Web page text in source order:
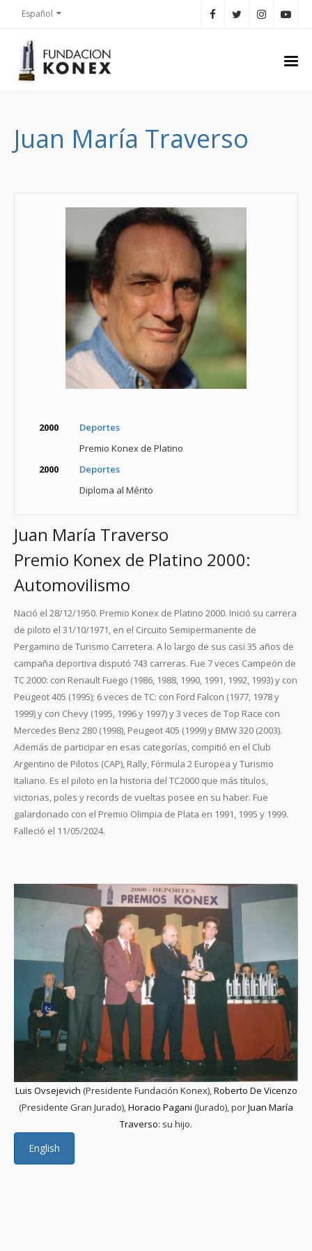
Español
Juan María Traverso
2000
Deportes
Premio Konex de Platino
2000
Deportes
Diploma al Mérito
Juan María Traverso
Premio Konex de Platino 2000:
Automovilismo
Nació el 28/12/1950. Premio Konex de Platino 2000. Inició su carrera
de piloto el 31/10/1971, en el Circuito Semipermanente de
Pergamino de Turismo Carretera. A lo largo de sus casi 35 años de
campaña deportiva disputó 743 carreras. Fue 7 veces Campeón de
TC 2000: con Renault Fuego (1986, 1988, 1990, 1991, 1992, 1993) y con
Peugeot 405 (1995); 6 veces de TC: con Ford Falcon (1977, 1978 y
1999) y con Chevy (1995, 1996 y 1997) y 3 veces de Top Race con
Mercedes Benz 280 (1998), Peugeot 405 (1999) y BMW 320 (2003).
Además de participar en esas categorías, compitió en el Club
Argentino de Pilotos (CAP), Rally, Fórmula 2 Europea y Turismo
Italiano. Es el piloto en la historia del TC2000 que más títulos,
victorias, poles y records de vueltas posee en su haber. Fue
galardonado con el Premio Olimpia de Plata en 1991, 1995 y 1999.
Falleció el 11/05/2024.
Luis Ovsejevich (Presidente Fundación Konex),Roberto De Vicenzo
(Presidente Gran Jurado),Horacio Pagani (Jurado), porJuan María
Traverso: su hijo.
English